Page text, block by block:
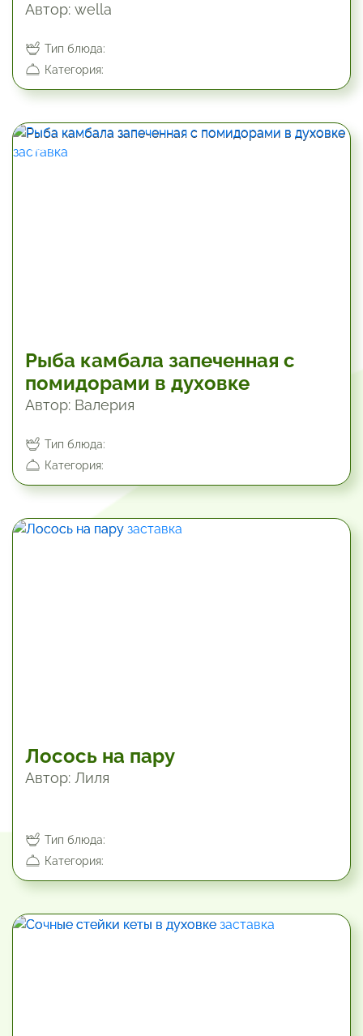
Автор: wella
Тип блюда:
Категория:
Рыба камбала запеченная с
помидорами в духовке
Автор: Валерия
Тип блюда:
Категория:
Лосось на пару
Автор: Лиля
Тип блюда:
Категория: